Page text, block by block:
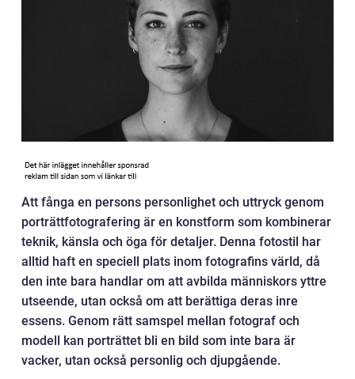
Att fånga en persons personlighet och uttryck genom
porträttfotografering är en konstform som kombinerar
teknik, känsla och öga för detaljer. Denna fotostil har
alltid haft en speciell plats inom fotografins värld, då
den inte bara handlar om att avbilda människors yttre
utseende, utan också om att berättiga deras inre
essens. Genom rätt samspel mellan fotograf och
modell kan porträttet bli en bild som inte bara är
vacker, utan också personlig och djupgående.